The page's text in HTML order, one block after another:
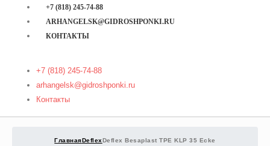
+7 (818) 245-74-88
ARHANGELSK@GIDROSHPONKI.RU
КОНТАКТЫ
+7 (818) 245-74-88
arhangelsk@gidroshponki.ru
Контакты
ГлавнаяDeflexDeflex Besaplast TPE KLP 35 Ecke